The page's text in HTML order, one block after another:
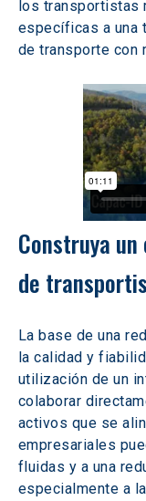
los transportistas
específicas a una
de transporte con
Construya
de
La base de una
la calidad y
utilización de un
colaborar
activos que se
empresariales
fluidas y a una
especialmente a